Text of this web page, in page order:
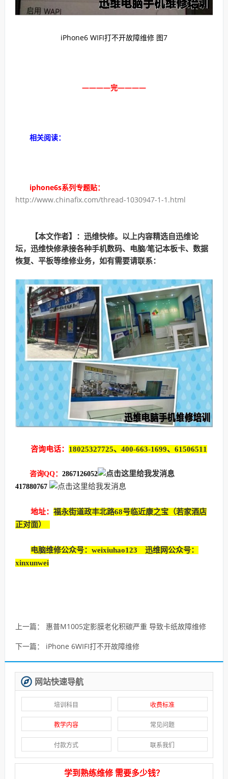
iPhone6 WIFI打不开故障维修 图7
————完————
相关阅读：
iphone6s系列专题贴：
http://www.chinafix.com/thread-1030947-1-1.html
【本文作者】：迅维快修。以上内容精选自迅维论
坛，迅维快修承接各种手机数码、电脑/笔记本板卡、数据
恢复、平板等维修业务，如有需要请联系：
咨询电话： 18025327725、400-663-1699、61506511
咨询QQ： 2867126052
417880767
地址： 福永街道政丰北路68号临近康之宝（若家酒店
正对面）
电脑维修公众号：weixiuhao123 迅维网公众号：
xinxunwei
上一篇： 惠普M1005定影膜老化积碳严重 导致卡纸故障维修
下一篇： iPhone 6WIFI打不开故障维修
网站快速导航
培训科目 收费标准
教学内容 常见问题
付款方式 联系我们
学到熟练维修 需要多少钱？